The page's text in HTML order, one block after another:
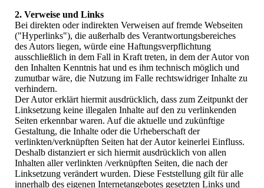
2. Verweise und Links
Bei direkten oder indirekten Verweisen auf fremde Webseiten
("Hyperlinks"), die außerhalb des Verantwortungsbereiches
des Autors liegen, würde eine Haftungsverpflichtung
ausschließlich in dem Fall in Kraft treten, in dem der Autor von
den Inhalten Kenntnis hat und es ihm technisch möglich und
zumutbar wäre, die Nutzung im Falle rechtswidriger Inhalte zu
verhindern.
Der Autor erklärt hiermit ausdrücklich, dass zum Zeitpunkt der
Linksetzung keine illegalen Inhalte auf den zu verlinkenden
Seiten erkennbar waren. Auf die aktuelle und zukünftige
Gestaltung, die Inhalte oder die Urheberschaft der
verlinkten/verknüpften Seiten hat der Autor keinerlei Einfluss.
Deshalb distanziert er sich hiermit ausdrücklich von allen
Inhalten aller verlinkten /verknüpften Seiten, die nach der
Linksetzung verändert wurden. Diese Feststellung gilt für alle
innerhalb des eigenen Internetangebotes gesetzten Links und